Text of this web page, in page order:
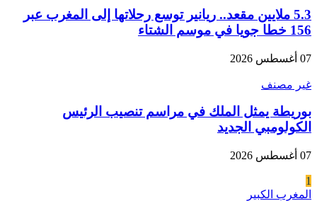
5.3 ملايين مقعد.. ريانير توسع رحلاتها إلى المغرب عبر
156 خطا جويا في موسم الشتاء
07 أغسطس 2026
غير مصنف
بوريطة يمثل الملك في مراسم تنصيب الرئيس
الكولومبي الجديد
07 أغسطس 2026
1
المغرب الكبير